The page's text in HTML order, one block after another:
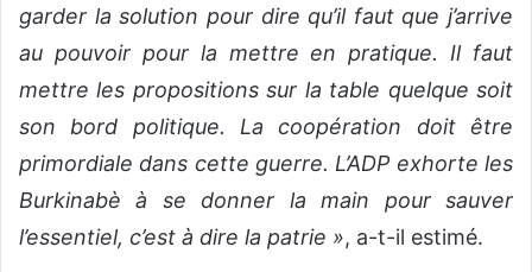
garder la solution pour dire qu’il faut que j’arrive
au pouvoir pour la mettre en pratique. Il faut
mettre les propositions sur la table quelque soit
son bord politique. La coopération doit être
primordiale dans cette guerre. L’ADP exhorte les
Burkinabè à se donner la main pour sauver
l’essentiel, c’est à dire la patrie », a-t-il estimé.